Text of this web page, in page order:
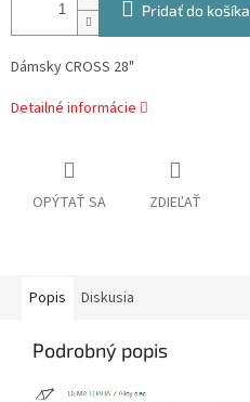
Pridať do košíka
Dámsky CROSS 28"
Detailné informácie
OPÝTAŤ SA ZDIEĽAŤ
Popis Diskusia
Podrobný popis